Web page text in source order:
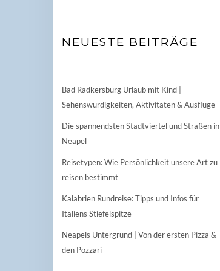
NEUESTE BEITRÄGE
Bad Radkersburg Urlaub mit Kind |
Sehenswürdigkeiten, Aktivitäten & Ausflüge
Die spannendsten Stadtviertel und Straßen in
Neapel
Reisetypen: Wie Persönlichkeit unsere Art zu
reisen bestimmt
Kalabrien Rundreise: Tipps und Infos für
Italiens Stiefelspitze
Neapels Untergrund | Von der ersten Pizza &
den Pozzari